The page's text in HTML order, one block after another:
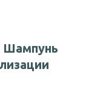
Шампунь